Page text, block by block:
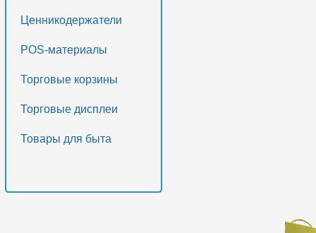
Ценникодержатели
POS-материалы
Торговые корзины
Торговые дисплеи
Товары для быта